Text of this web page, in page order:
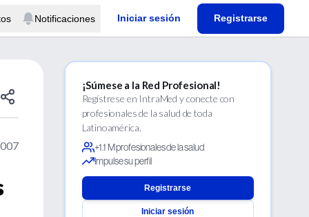
Notificaciones Iniciar sesión Registrarse
¡Súmese a la Red Profesional!
Regístrese en IntraMed y conecte con
profesionales de la salud de toda
Latinoamérica.
+1.1 M profesionales de la salud
Impulse su perfil
Registrarse
Iniciar sesión